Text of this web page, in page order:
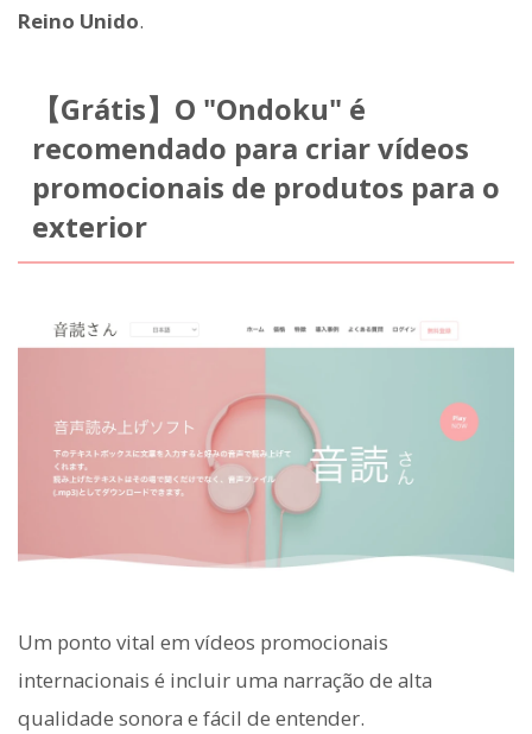
Reino Unido.
【Grátis】O "Ondoku" é
recomendado para criar vídeos
promocionais de produtos para o
exterior
Um ponto vital em vídeos promocionais
internacionais é incluir uma narração de alta
qualidade sonora e fácil de entender.